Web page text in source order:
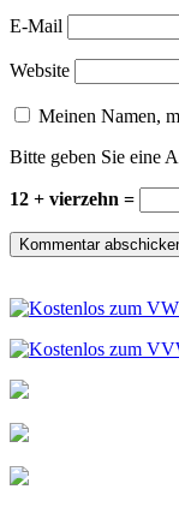
E-Mail
Website
Meinen Namen,
Bitte geben Sie eine
12 + vierzehn =